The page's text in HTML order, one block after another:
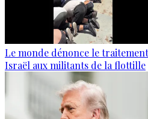
Le monde dénonce le
Israël aux militants de la flottille